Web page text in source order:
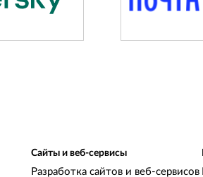
Сайты и веб-сервисы
Разработка сайтов и веб-сервисов